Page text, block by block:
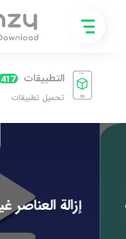
التطبيقات 417
تحميل تطبيقات
إزالة